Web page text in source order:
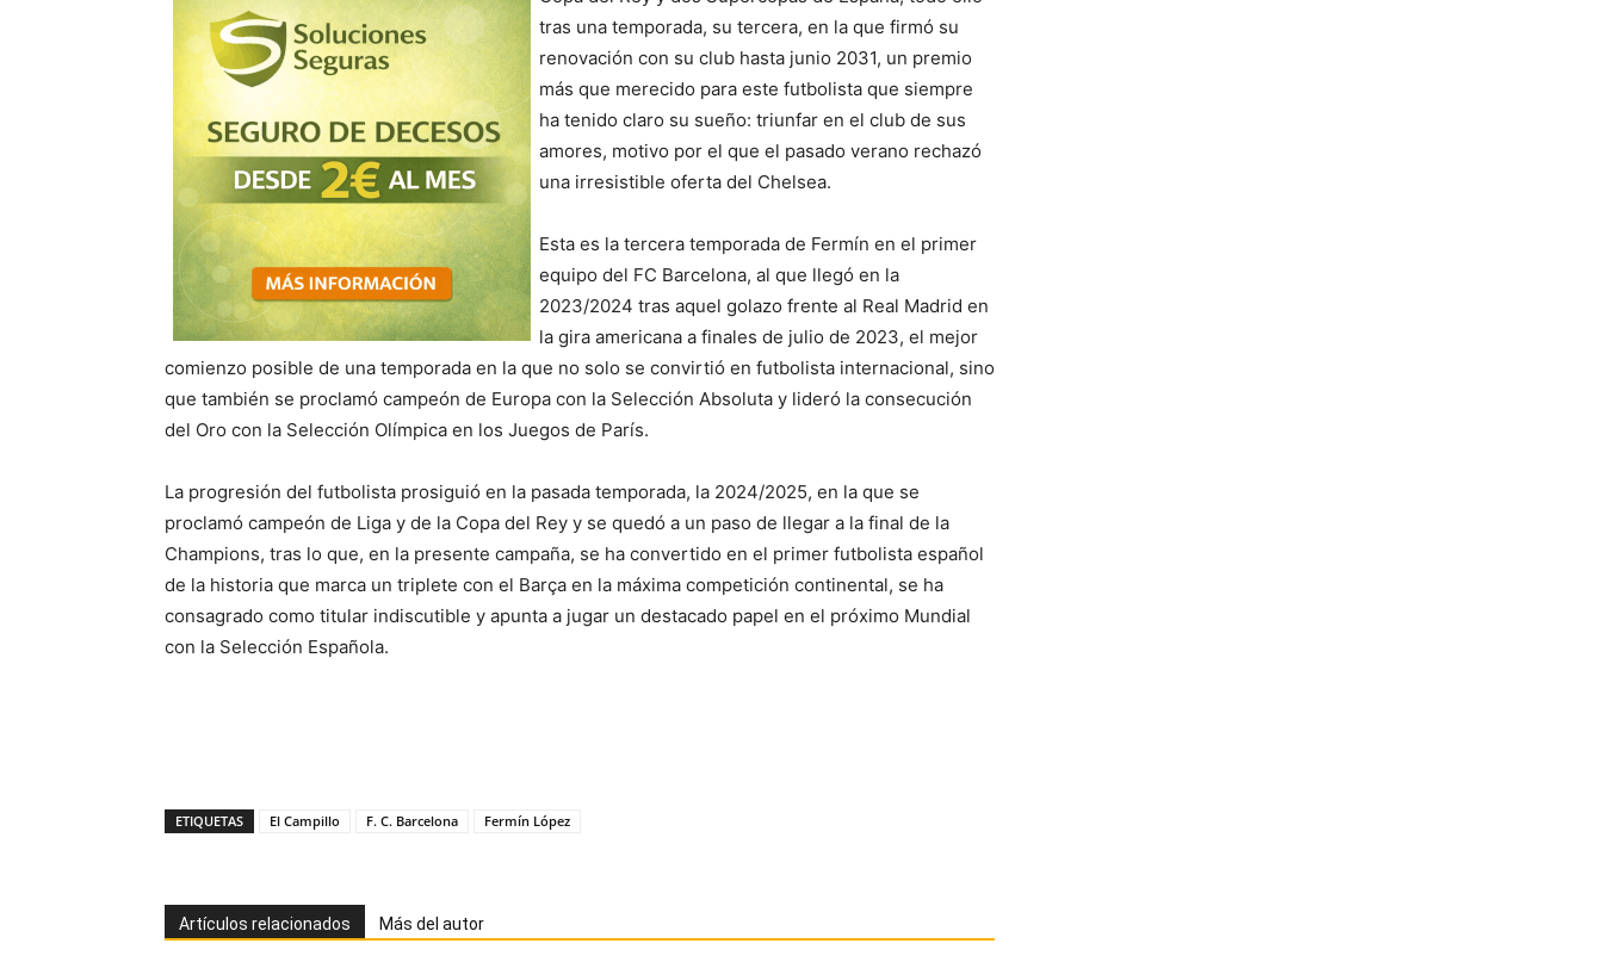
tras una temporada, su tercera, en la que firmó su
renovación con su club hasta junio 2031, un premio
más que merecido para este futbolista que siempre
ha tenido claro su sueño: triunfar en el club de sus
amores, motivo por el que el pasado verano rechazó
una irresistible oferta del Chelsea.
Esta es la tercera temporada de Fermín en el primer
equipo del FC Barcelona, al que llegó en la
2023/2024 tras aquel golazo frente al Real Madrid en
la gira americana a finales de julio de 2023, el mejor
comienzo posible de una temporada en la que no solo se convirtió en futbolista internacional, sino
que también se proclamó campeón de Europa con la Selección Absoluta y lideró la consecución
del Oro con la Selección Olímpica en los Juegos de París.
La progresión del futbolista prosiguió en la pasada temporada, la 2024/2025, en la que se
proclamó campeón de Liga y de la Copa del Rey y se quedó a un paso de llegar a la final de la
Champions, tras lo que, en la presente campaña, se ha convertido en el primer futbolista español
de la historia que marca un triplete con el Barça en la máxima competición continental, se ha
consagrado como titular indiscutible y apunta a jugar un destacado papel en el próximo Mundial
con la Selección Española.
ETIQUETAS El Campillo F. C. Barcelona Fermín López
Artículos relacionados Más del autor